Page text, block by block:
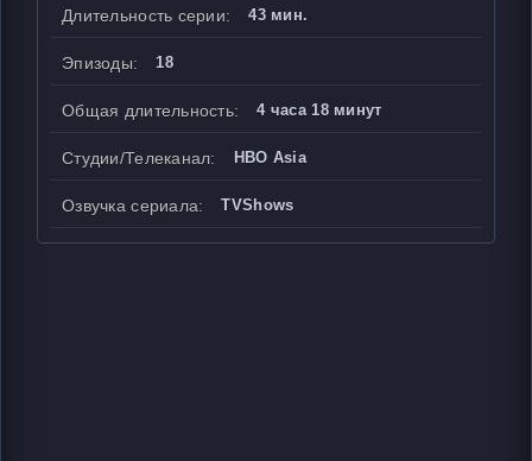
Длительность серии: 43 мин.
Эпизоды: 18
Общая длительность: 4 часа 18 минут
Студии/Телеканал: HBO Asia
Озвучка сериала: TVShows